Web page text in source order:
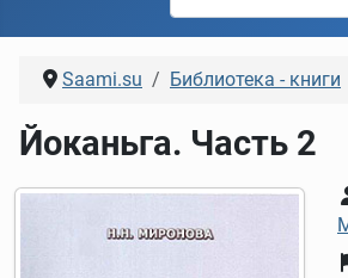
Saami.su Библиотека - книги
Йоканьга. Часть 2